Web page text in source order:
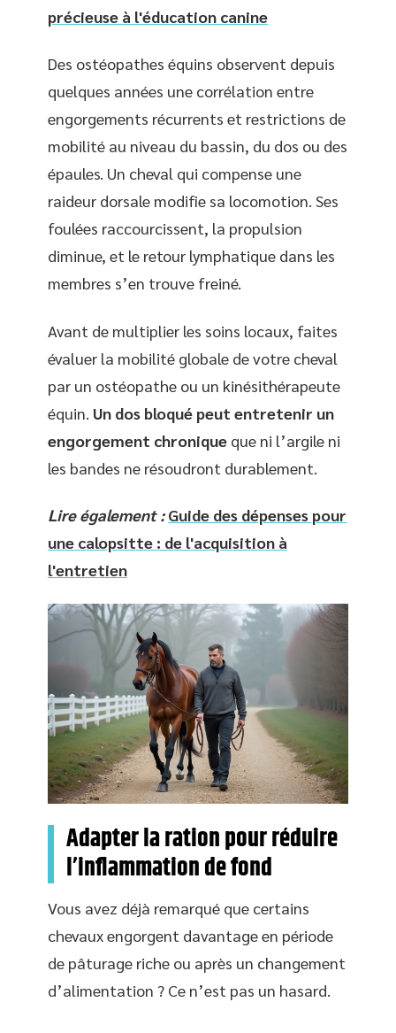
précieuse à l'éducation canine
Des ostéopathes équins observent depuis
quelques années une corrélation entre
engorgements récurrents et restrictions de
mobilité au niveau du bassin, du dos ou des
épaules. Un cheval qui compense une
raideur dorsale modifie sa locomotion. Ses
foulées raccourcissent, la propulsion
diminue, et le retour lymphatique dans les
membres s’en trouve freiné.
Avant de multiplier les soins locaux, faites
évaluer la mobilité globale de votre cheval
par un ostéopathe ou un kinésithérapeute
équin. Un dos bloqué peut entretenir un
engorgement chronique que ni l’argile ni
les bandes ne résoudront durablement.
Lire également : Guide des dépenses pour
une calopsitte : de l'acquisition à
l'entretien
Adapter la ration pour réduire
l’inflammation de fond
Vous avez déjà remarqué que certains
chevaux engorgent davantage en période
de pâturage riche ou après un changement
d’alimentation ? Ce n’est pas un hasard.